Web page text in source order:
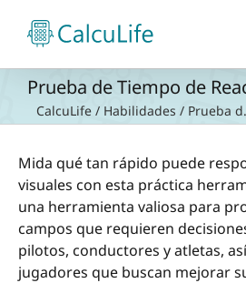
contenido
Prueba de Tiempo de
CalcuLife / Habilidades / Prueba
Mida qué tan rápido puede
visuales con esta práctica
una herramienta valiosa para
campos que requieren
pilotos, conductores y atletas,
jugadores que buscan mejorar